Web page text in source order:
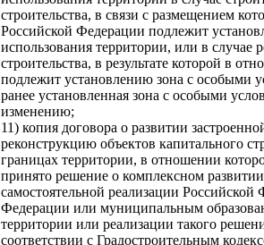
строительства, в связи с размещением
Российской Федерации подлежит
использования территории, или в случае
строительства, в результате которой в
подлежит установлению зона с особыми
ранее установленная зона с особыми
изменению;
11) копия договора о развитии
реконструкцию объектов капитального
границах территории, в отношении
принято решение о комплексном
самостоятельной реализации
Федерации или муниципальным
территории или реализации такого
соответствии с Градостроительным